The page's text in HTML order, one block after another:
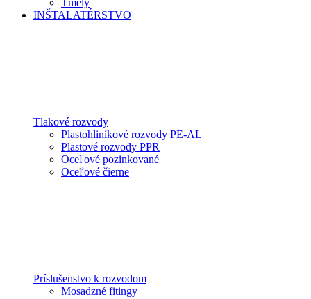
Tmely
INŠTALATÉRSTVO
Tlakové rozvody
Plastohliníkové rozvody PE-AL
Plastové rozvody PPR
Oceľové pozinkované
Oceľové čierne
Príslušenstvo k rozvodom
Mosadzné fitingy